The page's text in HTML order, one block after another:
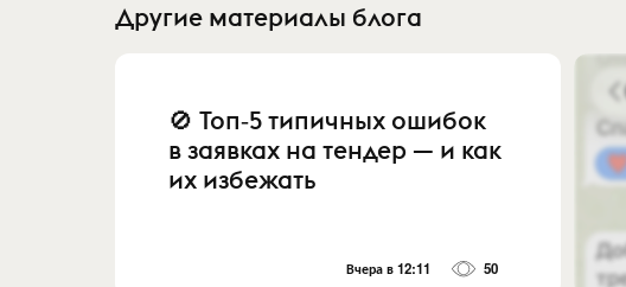
Другие материалы блога
🚫 Топ‑5 типичных ошибок
в заявках на тендер — и как
их избежать
Вчера в 12:11 50